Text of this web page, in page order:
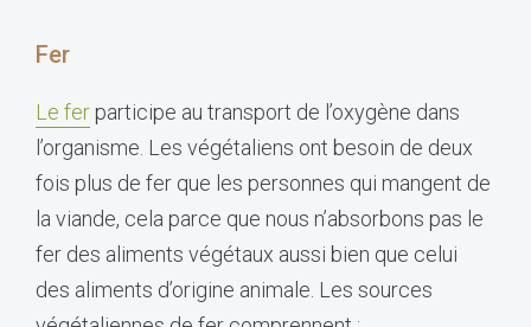
Fer
Le fer participe au transport de l’oxygène dans
l’organisme. Les végétaliens ont besoin de deux
fois plus de fer que les personnes qui mangent de
la viande, cela parce que nous n’absorbons pas le
fer des aliments végétaux aussi bien que celui
des aliments d’origine animale. Les sources